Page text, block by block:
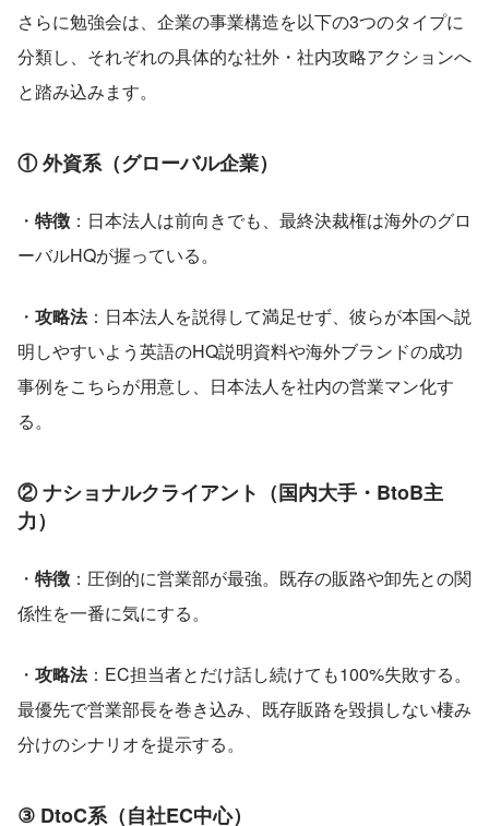
さらに勉強会は、企業の事業構造を以下の3つのタイプに
分類し、それぞれの具体的な社外・社内攻略アクションへ
と踏み込みます。
① 外資系（グローバル企業）
・ 特徴 ：日本法人は前向きでも、最終決裁権は海外のグロ
ーバルHQが握っている。
・ 攻略法：日本法人を説得して満足せず、彼らが本国へ説
明しやすいよう英語のHQ説明資料や海外ブランドの成功
事例をこちらが用意し、日本法人を社内の営業マン化す
る。
② ナショナルクライアント（国内大手・BtoB主
力）
・ 特徴 ：圧倒的に営業部が最強。既存の販路や卸先との関
係性を一番に気にする。
・ 攻略法：EC担当者とだけ話し続けても100%失敗する。
最優先で営業部長を巻き込み、既存販路を毀損しない棲み
分けのシナリオを提示する。
③ DtoC系（自社EC中心）